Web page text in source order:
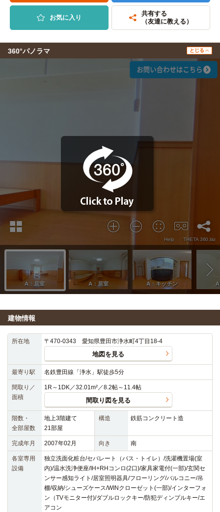
お気に入り
共有する
（友達に教える）
360°パノラマ とじる
建物情報
所在地 〒470-0343 愛知県豊田市浄水町4丁目18-4
地図を見る
最寄り駅 名鉄豊田線「浄水」駅徒歩5分
間取り／
面積
1R～1DK／32.01m²／8.2帖～11.4帖
間取り図を見る
階数・
全部屋数
地上3階建て
21部屋
構造 鉄筋コンクリート造
完成年月 2007年02月 向き 南
各室専用
設備
独立洗面化粧台/セパレート（バス・トイレ）/洗濯機置場(室
内)/温水洗浄便座/IH+RHコンロ(2口)/家具家電付(一部)/玄関セ
ンサー感知ライト/居室照明器具/フローリング/バルコニー/吊
棚/収納/シューズケース/WINクローゼット(一部)/インターフォ
ン（TVモニター付)/ダブルロックキー/防犯ディンプルキー/エ
アコン